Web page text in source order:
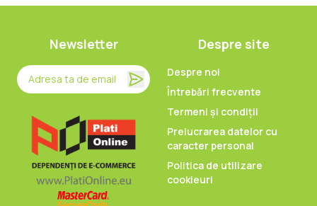
Newsletter Despre site
Despre noi
Întrebări frecvente
Termeni și condiții
Prelucrarea datelor cu
caracter personal
Politica de utilizare
cookieuri